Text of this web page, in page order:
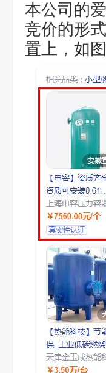
本公司的
竞价的形
置上，如图